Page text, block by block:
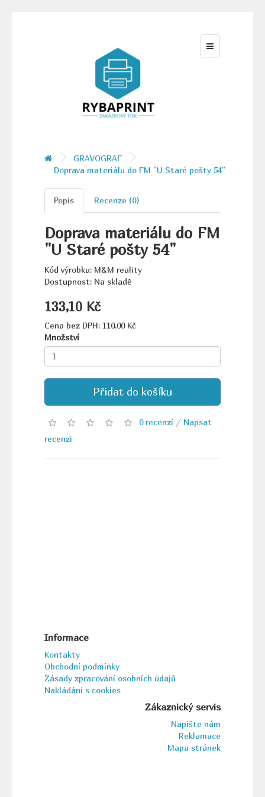
GRAVOGRAF
Doprava materiálu do FM "U Staré pošty 54"
Popis Recenze (0)
Doprava materiálu do FM
"U Staré pošty 54"
Kód výrobku: M&M reality
Dostupnost: Na skladě
133,10 Kč
Cena bez DPH: 110,00 Kč
Množství
Přidat do košíku
0 recenzí/ Napsat
recenzi
Informace
Kontakty
Obchodní podmínky
Zásady zpracování osobních údajů
Nakládání s cookies
Zákaznický servis
Napište nám
Reklamace
Mapa stránek